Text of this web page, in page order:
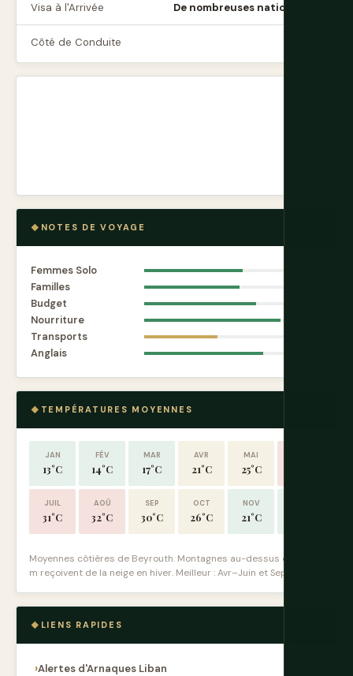
Visa à l'Arrivée De nombreuses nationalités
Côté de Conduite
NOTES DE VOYAGE
Femmes Solo
Familles
Budget
Nourriture
Transports
Anglais
TEMPÉRATURES MOYENNES
JAN
13°C
FÉV
14°C
MAR
17°C
AVR
21°C
MAI
25°C
JUIL
31°C
AOÛ
32°C
SEP
30°C
OCT
26°C
NOV
21°C
Moyennes côtières de Beyrouth. Montagnes au-dessus de 1 500
m reçoivent de la neige en hiver. Meilleur : Avr–Juin et Sep–Nov.
LIENS RAPIDES
Alertes d'Arnaques Liban